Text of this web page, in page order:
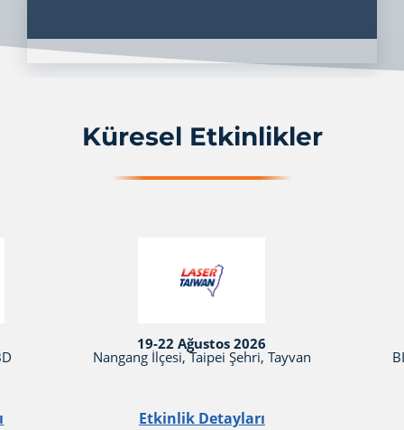
Küresel Etkinlikler
19-22 Ağustos 2026
Nangang İlçesi, Taipei Şehri, Tayvan
Etkinlik Detayları